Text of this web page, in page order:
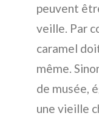
peuvent
veille. Par
caramel
même.
de musée,
une vieille